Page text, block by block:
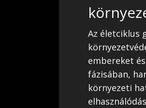
Az életciklus
embereket
fázisában,
környezeti